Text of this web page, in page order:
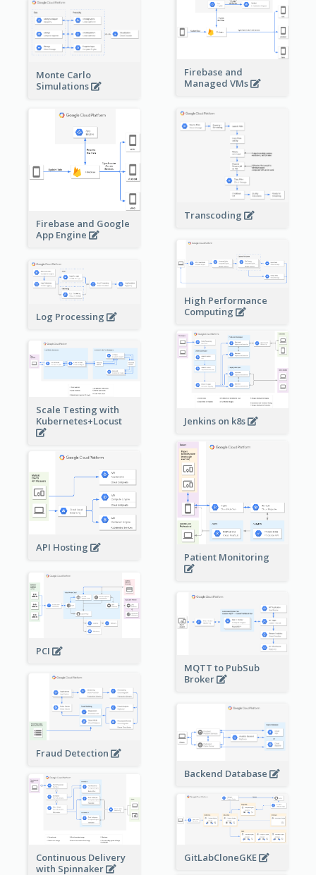
Firebase and
Managed VMs
Monte Carlo
Simulations
Firebase and Google
App Engine
Transcoding
High Performance
Computing
Log Processing
Jenkins on k8s
Scale Testing with
Kubernetes+Locust
Patient Monitoring
API Hosting
PCI
MQTT to PubSub
Broker
Fraud Detection
Backend Database
Continuous Delivery
with Spinnaker
GitLabCloneGKE